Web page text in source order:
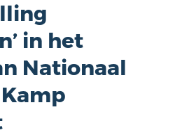
in het
Nationaal